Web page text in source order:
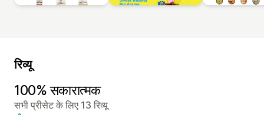
रिव्यू
100% सकारात्मक
सभी प्रीसेट के लिए 13 रिव्यू